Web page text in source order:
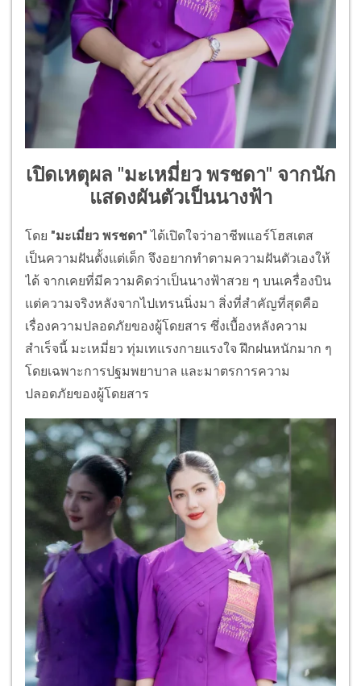
เปิดเหตุผล "มะเหมี่ยว พรชดา" จากนัก
แสดงผันตัวเป็นนางฟ้า
โดย "มะเมี่ยว พรชดา"ได้เปิดใจว่าอาชีพแอร์โฮสเตส
เป็นความฝันตั้งแต่เด็ก จึงอยากทำตามความฝันตัวเองให้
ได้ จากเคยที่มีความคิดว่าเป็นนางฟ้าสวย ๆ บนเครื่องบิน
แต่ความจริงหลังจากไปเทรนนิ่งมา สิ่งที่สำคัญที่สุดคือ
เรื่องความปลอดภัยของผู้โดยสาร ซึ่งเบื้องหลังความ
สำเร็จนี้ มะเหมี่ยว ทุ่มเทแรงกายแรงใจ ฝึกฝนหนักมาก ๆ
โดยเฉพาะการปฐมพยาบาล และมาตรการความ
ปลอดภัยของผู้โดยสาร